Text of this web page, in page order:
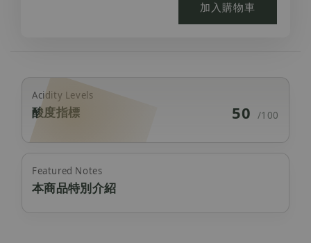
加入購物車
Acidity Levels
酸度指標 50 /100
Featured Notes
本商品特別介紹